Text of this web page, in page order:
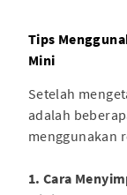
Tips
Mini
Setelah
adalah
menggunakan
1. Cara